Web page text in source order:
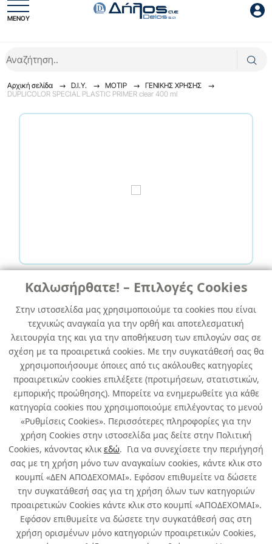
Καλωσήρθατε! – Επιλογές Cookies
Στην ιστοσελίδα μας χρησιμοποιούμε τα cookies που είναι
τεχνικώς αναγκαία για την ορθή και αποτελεσματική
λειτουργία της και για την αποθήκευση των επιλογών σας σε
σχέση με τα προαιρετικά cookies. Με την συγκατάθεσή σας θα
χρησιμοποιήσουμε όποιες από τις ακόλουθες κατηγορίες
προαιρετικών cookies επιλέξετε (προτιμήσεων, στατιστικών,
εμπορικής προώθησης). Μπορείτε να ενημερωθείτε για κάθε
κατηγορία cookies που χρησιμοποιούμε επιλέγοντας το μενού
«Ρυθμίσεις Cookies». Περισσότερες πληροφορίες για την
χρήση Cookies στην ιστοσελίδα μας δείτε στην Πολιτική
Cookies, κάνοντας κλικ εδώ. Για να συνεχίσετε την περιήγησή
σας με τη χρήση μόνο των αναγκαίων cookies, κάντε κλικ στο
κουμπί «ΔΕΝ ΑΠΟΔΕΧΟΜΑΙ». Εφόσον επιθυμείτε να δώσετε
την συγκατάθεσή σας για τη χρήση όλων των κατηγοριών
προαιρετικών Cookies κάντε κλικ στο κουμπί «ΑΠΟΔΕΧΟΜΑΙ».
Εφόσον επιθυμείτε να δώσετε την συγκατάθεσή σας στη
χρήση ορισμένων μόνο κατηγοριών προαιρετικών Cookies,
ΜΕΝΟΥ
Αρχική σελίδα D.I.Y. ΜΟΤΙΡ
ΓENIKHΣ XPHΣHΣ
DUPLICOLOR SPECIAL PLASTIC PRIMER clear 400 ml
ΓENIKHΣ XPHΣHΣ
DUPLICOLOR SPECIAL PLASTIC
PRIMER clear 400 ml
κωδ. 355716321
6τμχ/ συσκευασία
Άμεσα Διαθέσιμο
Σχετικά με εμάς
Χρήσιμα